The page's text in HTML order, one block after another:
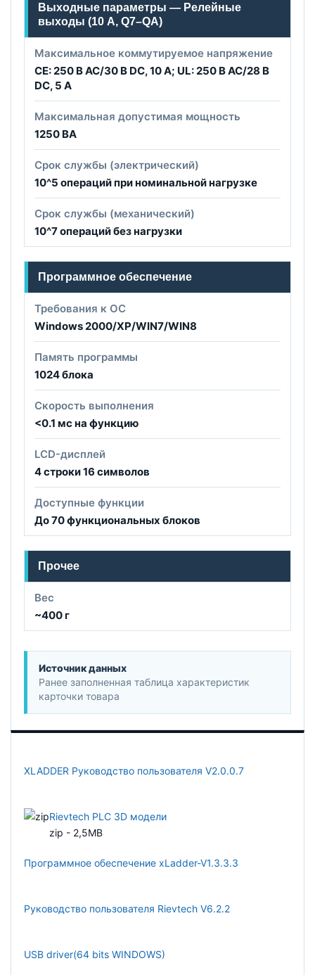
Выходные параметры — Релейные
выходы (10 А, Q7–QA)
Максимальное коммутируемое напряжение
CE: 250 В AC/30 В DC, 10 А; UL: 250 В AC/28 В
DC, 5 А
Максимальная допустимая мощность
1250 ВА
Срок службы (электрический)
10^5 операций при номинальной нагрузке
Срок службы (механический)
10^7 операций без нагрузки
Программное обеспечение
Требования к ОС
Windows 2000/XP/WIN7/WIN8
Память программы
1024 блока
Скорость выполнения
<0.1 мс на функцию
LCD-дисплей
4 строки 16 символов
Доступные функции
До 70 функциональных блоков
Прочее
Вес
~400 г
Источник данных
Ранее заполненная таблица характеристик
карточки товара
XLADDER Руководство пользователя V2.0.0.7
Rievtech PLC 3D модели
zip - 2,5MB
Программное обеспечение xLadder-V1.3.3.3
Руководство пользователя Rievtech V6.2.2
USB driver(64 bits WINDOWS)